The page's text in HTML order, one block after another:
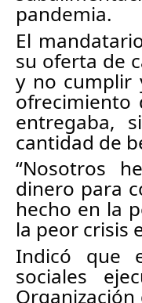
pandemia.
El
su oferta de
y no cumplir
ofrecimiento
entregaba,
cantidad de
“Nosotros
dinero para
hecho en la
la peor crisis
Indicó que
sociales